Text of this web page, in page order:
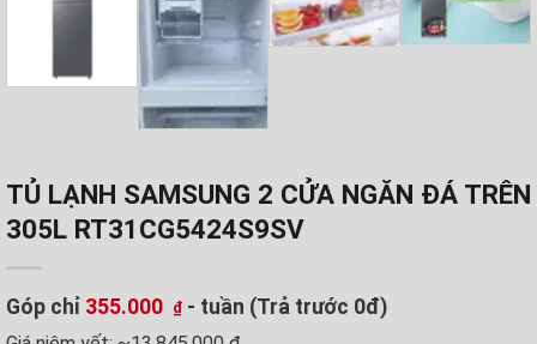
TỦ LẠNH SAMSUNG 2 CỬA NGĂN ĐÁ TRÊN
305L RT31CG5424S9SV
Góp chỉ 355.000 ₫ - tuần (Trả trước 0đ)